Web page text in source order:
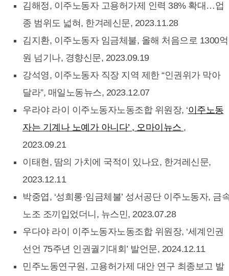
김해정, 이주노동자 고용허가제 인력 38% 확대…업
종 범위도 넓혀, 한겨레신문, 2023.11.28
김지환, 이주노동자 임금체불, 올해 처음으로 1300억
원 넘기나, 경향신문, 2023.09.19
강석영, 이주노동자 직장 지역 제한 “인권위가 막아
달라”, 매일노동뉴스, 2023.12.07
우라야 라이 이주노동자노동조합 위원장, ‘이주노동
자는 기계나 노예가 아니다’ , 오마이뉴스 ,
2023.09.21
이태현, 땀의 가치에 국적이 있나요, 한겨레신문,
2023.12.11
박중엽, ‘성희롱·임금체불’ 성서공단 이주노동자, 금
노조 조끼입었더니, 뉴스민, 2023.07.28
우다야 라이 이주노동자노동조합 위원장, ‘세계인권
선언 75주년 인권궐기대회’ 발언문, 2024.12.11
민주노동연구원, 고용허가제 대안 연구 최종보고 발